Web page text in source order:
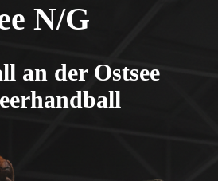
N/G
an der Ostsee